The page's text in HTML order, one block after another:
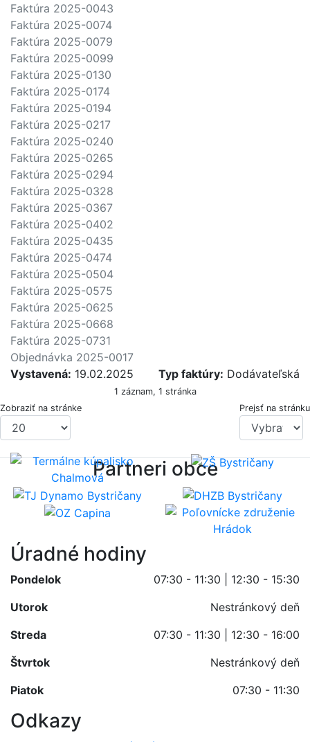
Faktúra 2025-0043
Faktúra 2025-0074
Faktúra 2025-0079
Faktúra 2025-0099
Faktúra 2025-0130
Faktúra 2025-0174
Faktúra 2025-0194
Faktúra 2025-0217
Faktúra 2025-0240
Faktúra 2025-0265
Faktúra 2025-0294
Faktúra 2025-0328
Faktúra 2025-0367
Faktúra 2025-0402
Faktúra 2025-0435
Faktúra 2025-0474
Faktúra 2025-0504
Faktúra 2025-0575
Faktúra 2025-0625
Faktúra 2025-0668
Faktúra 2025-0731
Objednávka 2025-0017
Vystavená: 19.02.2025 Typ faktúry: Dodávateľská
1 záznam, 1 stránka
Zobraziť na stránke
Prejsť na stránku
Partneri obce
Úradné hodiny
Pondelok
07:30 - 11:30 | 12:30 - 15:30
Utorok
Nestránkový deň
Streda
07:30 - 11:30 | 12:30 - 16:00
Štvrtok
Nestránkový deň
Piatok
07:30 - 11:30
Odkazy